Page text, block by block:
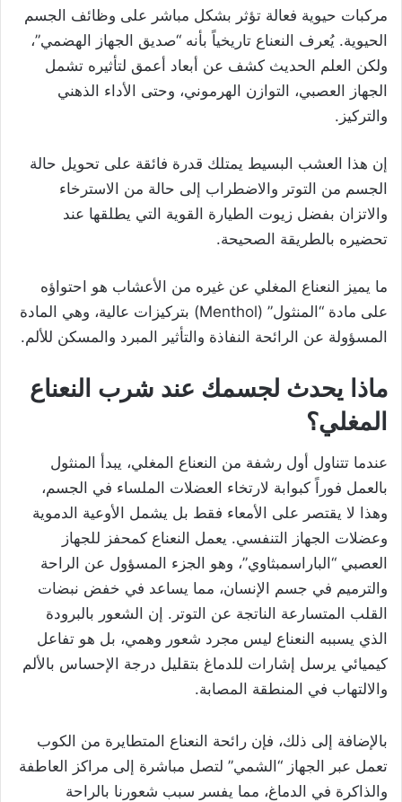
مركبات حيوية فعالة تؤثر بشكل مباشر على وظائف الجسم
الحيوية. يُعرف النعناع تاريخياً بأنه “صديق الجهاز الهضمي”،
ولكن العلم الحديث كشف عن أبعاد أعمق لتأثيره تشمل
الجهاز العصبي، التوازن الهرموني، وحتى الأداء الذهني
والتركيز.
إن هذا العشب البسيط يمتلك قدرة فائقة على تحويل حالة
الجسم من التوتر والاضطراب إلى حالة من الاسترخاء
والاتزان بفضل زيوت الطيارة القوية التي يطلقها عند
تحضيره بالطريقة الصحيحة.
ما يميز النعناع المغلي عن غيره من الأعشاب هو احتواؤه
على مادة “المنثول” (Menthol) بتركيزات عالية، وهي المادة
المسؤولة عن الرائحة النفاذة والتأثير المبرد والمسكن للألم.
ماذا يحدث لجسمك عند شرب النعناع
المغلي؟
عندما تتناول أول رشفة من النعناع المغلي، يبدأ المنثول
بالعمل فوراً كبوابة لارتخاء العضلات الملساء في الجسم،
وهذا لا يقتصر على الأمعاء فقط بل يشمل الأوعية الدموية
وعضلات الجهاز التنفسي. يعمل النعناع كمحفز للجهاز
العصبي “الباراسمبثاوي”، وهو الجزء المسؤول عن الراحة
والترميم في جسم الإنسان، مما يساعد في خفض نبضات
القلب المتسارعة الناتجة عن التوتر. إن الشعور بالبرودة
الذي يسببه النعناع ليس مجرد شعور وهمي، بل هو تفاعل
كيميائي يرسل إشارات للدماغ بتقليل درجة الإحساس بالألم
والالتهاب في المنطقة المصابة.
بالإضافة إلى ذلك، فإن رائحة النعناع المتطايرة من الكوب
تعمل عبر الجهاز “الشمي” لتصل مباشرة إلى مراكز العاطفة
والذاكرة في الدماغ، مما يفسر سبب شعورنا بالراحة